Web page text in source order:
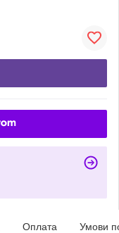
Оплата Умови